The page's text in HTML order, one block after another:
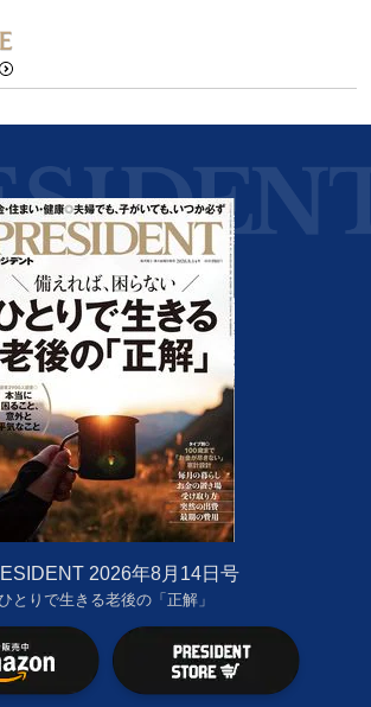
2026年8月14日号
とりで生きる老後の「正解」